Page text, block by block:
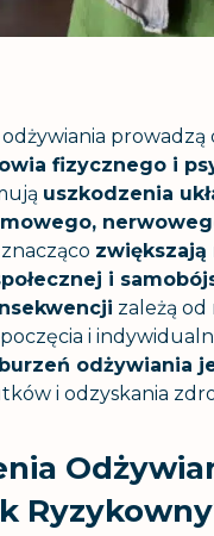
prowadzą
fizycznego i
uszkodzenia
i
zależą od
i
odżywiania
i odzyskania